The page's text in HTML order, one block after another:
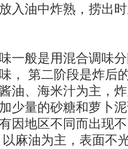
入油中炸熟，捞出
般是用混合调味分
， 第二阶段是炸后
油、海米汁为主，
少量的砂糖和萝卜
因地区不同而出现
麻油为主，表面不